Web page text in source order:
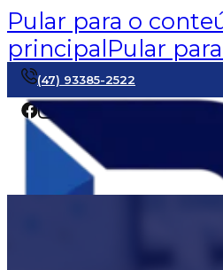
Pular para o
principalPular
(47) 93385-2522